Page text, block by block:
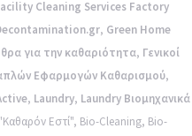
Cleaning Services Factory
, Green Home
για την καθαριότητα, Γενικοί
Εφαρμογών Καθαρισμού,
, Laundry, Laundry Βιομηχανικά
"Καθαρόν Εστί", Bio-Cleaning, Bio-